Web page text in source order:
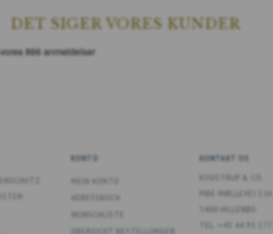
DET SIGER VORES KUNDER
KONTO
MEIN KONTO
ADRESSBUCH
WUNSCHLISTE
KONTAKT OS
PIBE MØLLEVEJ 13A
3400 HILLERØD
TEL. +45 44 95 1777